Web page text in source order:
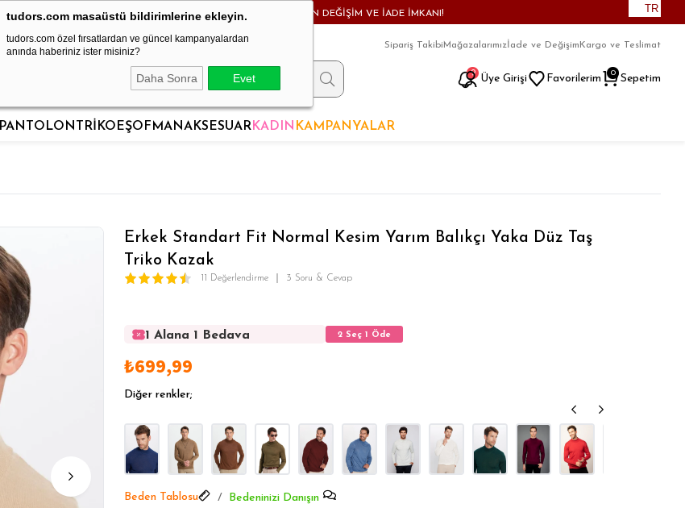
tudors.com masaüstü bildirimlerine ekleyin.
tudors.com özel fırsatlardan ve güncel kampanyalardan
anında haberiniz ister misiniz?
Daha Sonra Evet
KARGO BEDAVA! - HAFTA İÇİ 24 SAATTE KARGODA! - MAĞAZADAN DEĞİŞİM VE İADE İMKANI! TR
9
Sipariş TakibiMağazalarımız İade ve Değişim Kargo ve Teslimat
Üye Girişi Favorilerim Sepetim
0
PANTOLON TRİKO EŞOFMANAKSESUARKADIN KAMPANYALAR
Erkek Standart Fit Normal Kesim Yarım Balıkçı Yaka Düz Taş
Triko Kazak
11 Değerlendirme 3 Soru & Cevap
1 Alana 1 Bedava 2 Seç 1 Öde
1 Alana 1 Bedava
1 Alana 1 Bedava
₺699,99
Diğer renkler;
Beden Tablosu Bedeninizi Danışın